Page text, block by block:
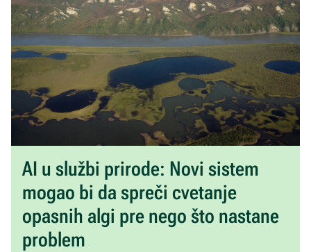
AI u službi prirode: Novi sistem
mogao bi da spreči cvetanje
opasnih algi pre nego što nastane
problem